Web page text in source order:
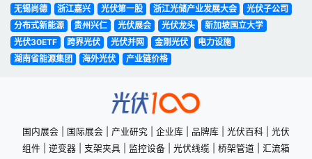
无锡尚德
浙江嘉兴 光伏第一股 浙江光储产业发展大会
光伏子公司
分布式新能源
贵州兴仁 光伏展会 光伏龙头
新加坡国立大学
光伏30ETF
跨界光伏 光伏并网 金刚光伏
电力设施
湖南省能源集团
海外光伏 产业链价格
国内展会 国际展会 产业研究 企业库 品牌库 光伏百科
光伏
组件
逆变器 支架夹具 监控设备 光伏线缆 桥架管道
汇流箱